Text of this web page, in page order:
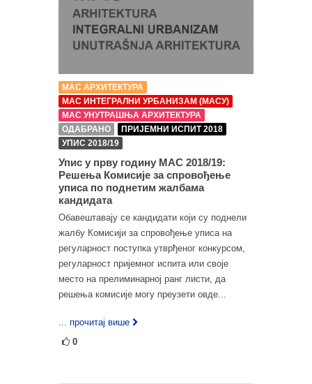
МАС АРХИТЕКТУРА
МАС ИНТЕГРАЛНИ УРБАНИЗАМ (МАСУ)
МАС УНУТРАШЊА АРХИТЕКТУРА
ОДАБРАНО
ПРИЈЕМНИ ИСПИТ 2018
УПИС 2018/19
Упис у прву годину МАС 2018/19:
Решења Комисије за спровођење
уписа по поднетим жалбама
кандидата
Обавештавају се кандидати који су поднели
жалбу Комисији за спровођење уписа на
регуларност поступка утврђеног конкурсом,
регуларност пријемног испита или своје
место на прелиминарној ранг листи, да
решења комисије могу преузети овде...
... прочитај више
0